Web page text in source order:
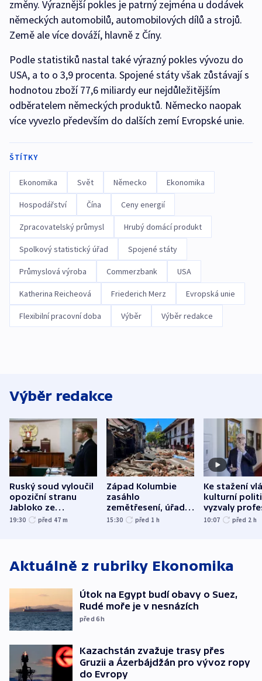
změny. Výraznější pokles je patrný zejména u dodávek
německých automobilů, automobilových dílů a strojů.
Země ale více dováží, hlavně z Číny.
Podle statistiků nastal také výrazný pokles vývozu do
USA, a to o 3,9 procenta. Spojené státy však zůstávají s
hodnotou zboží 77,6 miliardy eur nejdůležitějším
odběratelem německých produktů. Německo naopak
více vyvezlo především do dalších zemí Evropské unie.
ŠTÍTKY
Ekonomika Svět Německo Ekonomika
Hospodářství Čína Ceny energií
Zpracovatelský průmysl Hrubý domácí produkt
Spolkový statistický úřad Spojené státy
Průmyslová výroba Commerzbank USA
Katherina Reicheová Friederich Merz Evropská unie
Flexibilní pracovní doba Výběr Výběr redakce
Výběr redakce
Ruský soud vyloučil
opoziční stranu
Jabloko ze
zářijových „voleb“
19:30 před 47 m
Západ Kolumbie
zasáhlo
zemětřesení, úřady
hlásí přes sto obětí
15:30 před 1 h
Ke stažení
kulturní
vyzvaly
organizace,
10:07 před 2 h
Aktuálně z rubriky Ekonomika
Útok na Egypt budí obavy o Suez,
Rudé moře je v nesnázích
před 6h
Kazachstán zvažuje trasy přes
Gruzii a Ázerbájdžán pro vývoz ropy
do Evropy